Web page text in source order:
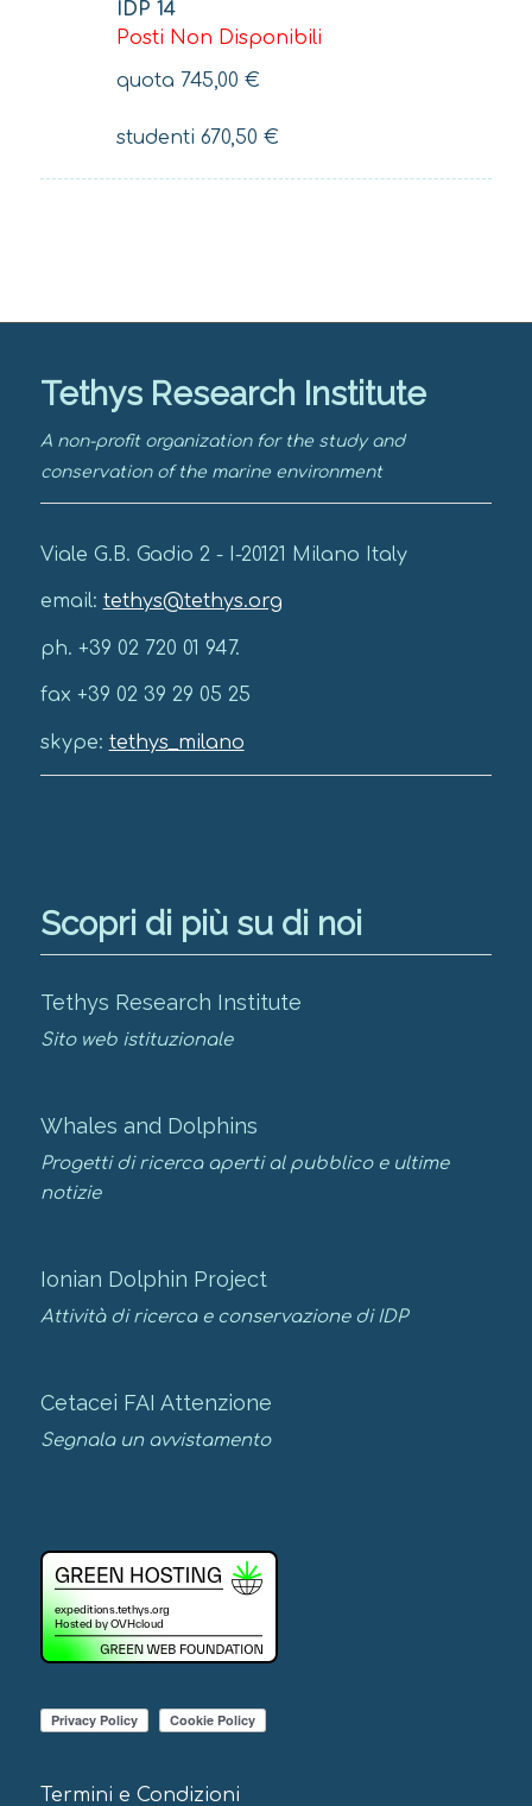
IDP 14
Posti Non Disponibili
quota 745,00 €
studenti 670,50 €
Tethys Research Institute
A non-profit organization for the study and
conservation of the marine environment
Viale G.B. Gadio 2 - I-20121 Milano Italy
email: tethys@tethys.org
ph. +39 02 720 01 947.
fax +39 02 39 29 05 25
skype: tethys_milano
Scopri di più su di noi
Tethys Research Institute
Sito web istituzionale
Whales and Dolphins
Progetti di ricerca aperti al pubblico e ultime
notizie
Ionian Dolphin Project
Attività di ricerca e conservazione di IDP
Cetacei FAI Attenzione
Segnala un avvistamento
Termini e Condizioni